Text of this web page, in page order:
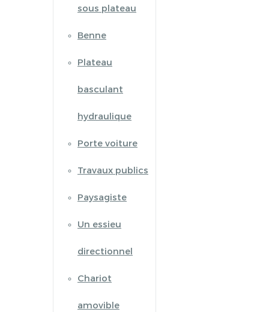
sous plateau
Benne
Plateau
basculant
hydraulique
Porte voiture
Travaux publics
Paysagiste
Un essieu
directionnel
Chariot
amovible